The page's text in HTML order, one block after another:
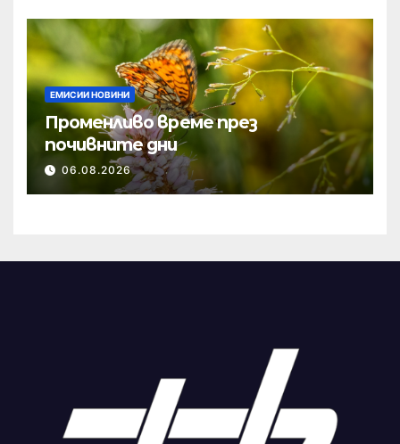
ЕМИСИИ НОВИНИ
Променливо време през
почивните дни
06.08.2026